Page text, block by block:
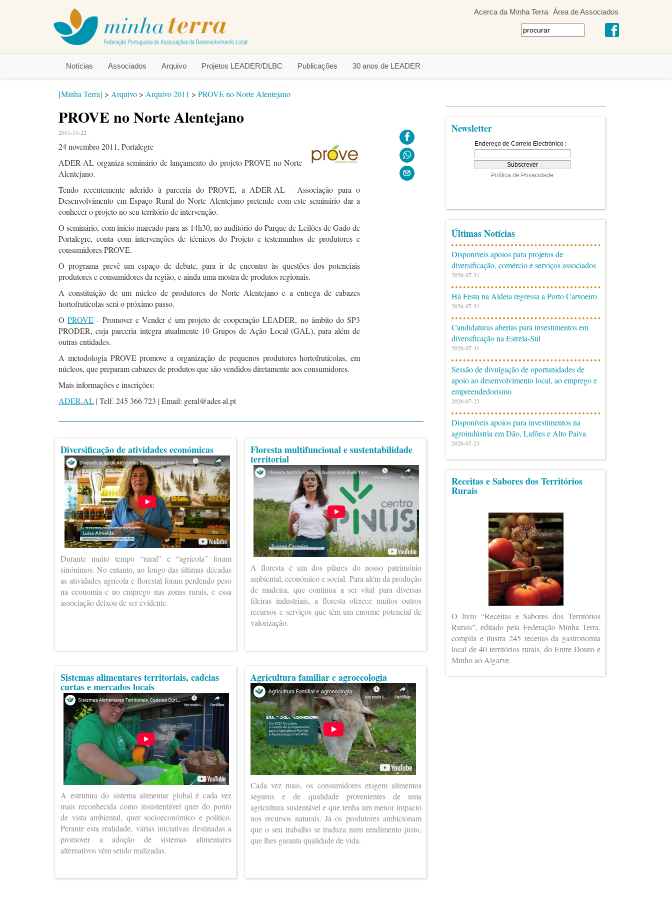
Acerca da Minha Terra Área de Associados
Notícias Associados Arquivo Projetos LEADER/DLBC Publicações 30 anos de LEADER
[Minha Terra] > Arquivo > Arquivo 2011 > PROVE no Norte Alentejano
PROVE no Norte Alentejano
2011-11-22
24 novembro 2011, Portalegre
ADER-AL organiza seminário de lançamento do projeto PROVE no Norte
Alentejano.
Tendo recentemente aderido à parceria do PROVE, a ADER-AL - Associação para o
Desenvolvimento em Espaço Rural do Norte Alentejano pretende com este seminário dar a
conhecer o projeto no seu território de intervenção.
O seminário, com início marcado para as 14h30, no auditório do Parque de Leilões de Gado de
Portalegre, conta com intervenções de técnicos do Projeto e testemunhos de produtores e
consumidores PROVE.
O programa prevê um espaço de debate, para ir de encontro às questões dos potenciais
produtores e consumidores da região, e ainda uma mostra de produtos regionais.
A constituição de um núcleo de produtores do Norte Alentejano e a entrega de cabazes
hortofrutícolas será o próximo passo.
OPROVE - Promover e Vender é um projeto de cooperação LEADER, no âmbito do SP3
PRODER, cuja parceria integra atualmente 10 Grupos de Ação Local (GAL), para além de
outras entidades.
A metodologia PROVE promove a organização de pequenos produtores hortofrutícolas, em
núcleos, que preparam cabazes de produtos que são vendidos diretamente aos consumidores.
Mais informações e inscrições:
ADER-AL | Telf. 245 366 723 | Email: geral@ader-al.pt
Diversificação de atividades económicas
Durante muito tempo “rural” e “agrícola” foram
sinónimos. No entanto, ao longo das últimas décadas
as atividades agrícola e florestal foram perdendo peso
na economia e no emprego nas zonas rurais, e essa
associação deixou de ser evidente.
Sistemas alimentares territoriais, cadeias
curtas e mercados locais
A estrutura do sistema alimentar global é cada vez
mais reconhecida como insustentável quer do ponto
de vista ambiental, quer socioeconómico e político.
Perante esta realidade, várias iniciativas destinadas a
promover a adoção de sistemas alimentares
alternativos vêm sendo realizadas.
Floresta multifuncional e sustentabilidade
territorial
A floresta é um dos pilares do nosso património
ambiental, económico e social. Para além da produção
de madeira, que continua a ser vital para diversas
fileiras industriais, a floresta oferece muitos outros
recursos e serviços que têm um enorme potencial de
valorização.
Agricultura familiar e agroecologia
Cada vez mais, os consumidores exigem alimentos
seguros e de qualidade provenientes de uma
agricultura sustentável e que tenha um menor impacto
nos recursos naturais. Já os produtores ambicionam
que o seu trabalho se traduza num rendimento justo,
que lhes garanta qualidade de vida.
Newsletter
Últimas Notícias
Disponíveis apoios para projetos de
diversificação, comércio e serviços associados
2026-07-31
Há Festa na Aldeia regressa a Porto Carvoeiro
2026-07-31
Candidaturas abertas para investimentos em
diversificação na Estrela-Sul
2026-07-31
Sessão de divulgação de oportunidades de
apoio ao desenvolvimento local, ao emprego e
empreendedorismo
2026-07-23
Disponíveis apoios para investimentos na
agroindústria em Dão, Lafões e Alto Paiva
2026-07-23
Receitas e Sabores dos Territórios
Rurais
O livro “Receitas e Sabores dos Territórios
Rurais”, editado pela Federação Minha Terra,
compila e ilustra 245 receitas da gastronomia
local de 40 territórios rurais, do Entre Douro e
Minho ao Algarve.